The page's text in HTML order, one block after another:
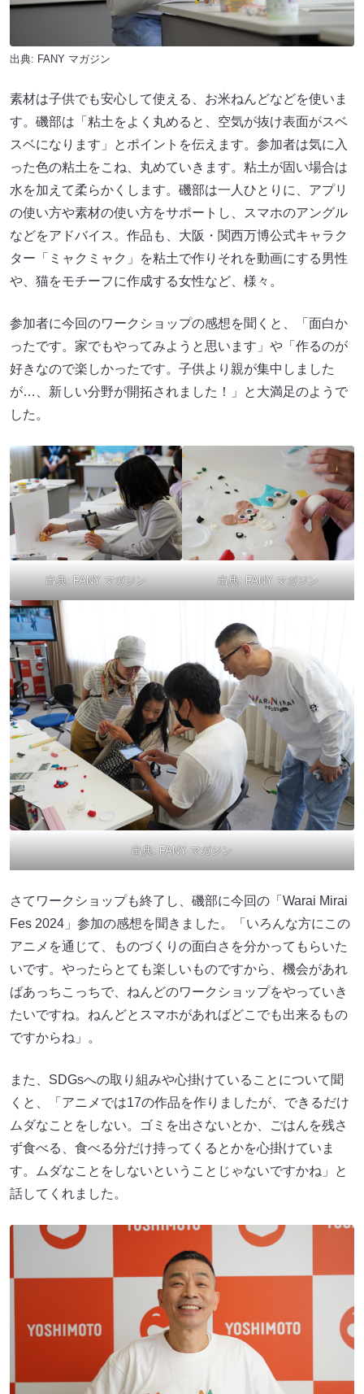
出典: FANY マガジン
素材は子供でも安心して使える、お米ねんどなどを使いま
す。磯部は「粘土をよく丸めると、空気が抜け表面がスベ
スベになります」とポイントを伝えます。参加者は気に入
った色の粘土をこね、丸めていきます。粘土が固い場合は
水を加えて柔らかくします。磯部は一人ひとりに、アプリ
の使い方や素材の使い方をサポートし、スマホのアングル
などをアドバイス。作品も、大阪・関西万博公式キャラク
ター「ミャクミャク」を粘土で作りそれを動画にする男性
や、猫をモチーフに作成する女性など、様々。
参加者に今回のワークショップの感想を聞くと、「面白か
ったです。家でもやってみようと思います」や「作るのが
好きなので楽しかったです。子供より親が集中しました
が…、新しい分野が開拓されました！」と大満足のようで
した。
出典: FANY マガジン 出典: FANY マガジン
出典: FANY マガジン
さてワークショップも終了し、磯部に今回の「Warai Mirai
Fes 2024」参加の感想を聞きました。「いろんな方にこの
アニメを通じて、ものづくりの面白さを分かってもらいた
いです。やったらとても楽しいものですから、機会があれ
ばあっちこっちで、ねんどのワークショップをやっていき
たいですね。ねんどとスマホがあればどこでも出来るもの
ですからね」。
また、SDGsへの取り組みや心掛けていることについて聞
くと、「アニメでは17の作品を作りましたが、できるだけ
ムダなことをしない。ゴミを出さないとか、ごはんを残さ
ず食べる、食べる分だけ持ってくるとかを心掛けていま
す。ムダなことをしないということじゃないですかね」と
話してくれました。